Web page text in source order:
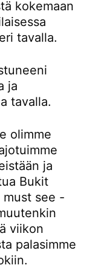
kokemaan
tavalla.
ja
tavalla.
olimme
ja
Bukit
see -
viikon
palasimme